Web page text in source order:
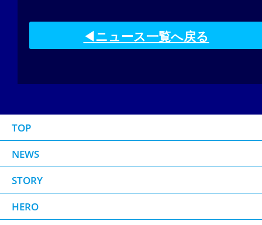
◀ニュース一覧へ戻る
TOP
NEWS
STORY
HERO